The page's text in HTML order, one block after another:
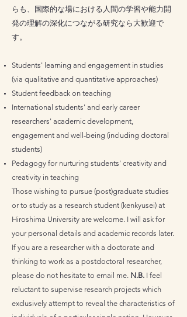
らも、国際的な場における人間の学習や能力開
発の理解の深化につながる研究なら大歓迎で
す。
Students' learning and engagement in studies
(via qualitative and quantitative approaches)
Student feedback on teaching
International students' and early career
researchers' academic development,
engagement and well-being (including doctoral
students)
Pedagogy for nurturing students' creativity and
creativity in teaching
Those wishing to pursue (post)graduate studies
or to study as a research student (kenkyusei) at
Hiroshima University are welcome. I will ask for
your personal details and academic records later.
If you are a researcher with a doctorate and
thinking to work as a postdoctoral researcher,
please do not hesitate to email me. N.B. I feel
reluctant to supervise research projects which
exclusively attempt to reveal the characteristics of